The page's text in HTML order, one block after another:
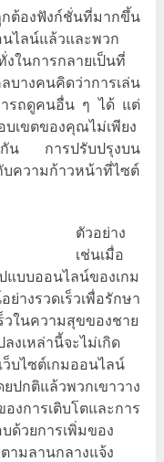
ต้องฟังก์ชั่นที่มากขึ้น
นไลน์แล้วและพวก
งในการกลายเป็นที่
งคนคิดว่าการเล่น
รถดูคนอื่น ๆ ได้ แต่
เขตของคุณไม่เพียง
กัน การปรับปรุงบน
บความก้าวหน้าที่ไซต์
ตัวอย่าง
เช่นเมื่อ
แบบออนไลน์ของเกม
างรวดเร็วเพื่อรักษา
วในความสุขของชาย
งเหล่านี้จะไม่เกิด
ว็บไซต์เกมออนไลน์
กติแล้วพวกเขาวาง
งการเติบโตและการ
ด้วยการเพิ่มของ
ามลานกลางแจ้ง